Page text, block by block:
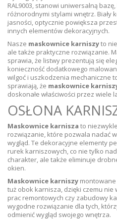
RAL9003, stanowi uniwersalną
różnorodnymi stylami wnętrz. Biały
jasności, optycznie powiększa
innych elementów dekoracyjnych.
Nasze maskownice karniszyto
ale także praktyczne rozwiązanie.
sprawia, że listwy prezentują się
konieczność dodatkowego
wilgoć i uszkodzenia mechaniczne
sprawiają, że maskownice
doskonałe właściwości przez wiele
OSŁONA
Maskownice karnisza to
rozwiązanie, które pozwala nadać
wygląd. Te dekoracyjne elementy
rurek karniszowych, co nie tylko
charakter, ale także eliminuje
okien.
Maskownice karniszy
tuż obok karnisza, dzięki czemu nie
prac remontowych czy zabudowy
wygodne rozwiązanie dla tych,
odmienić wygląd swojego wnętrza.